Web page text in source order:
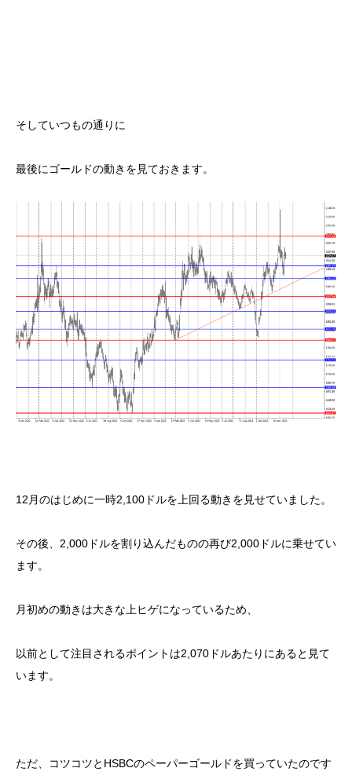
そしていつもの通りに
最後にゴールドの動きを見ておきます。
12月のはじめに一時2,100ドルを上回る動きを見せていました。
その後、2,000ドルを割り込んだものの再び2,000ドルに乗せてい
ます。
月初めの動きは大きな上ヒゲになっているため、
以前として注目されるポイントは2,070ドルあたりにあると見て
います。
ただ、コツコツとHSBCのペーパーゴールドを買っていたのです